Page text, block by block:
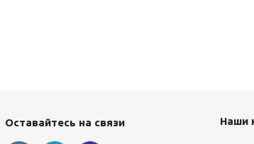
Оставайтесь на связи Наши